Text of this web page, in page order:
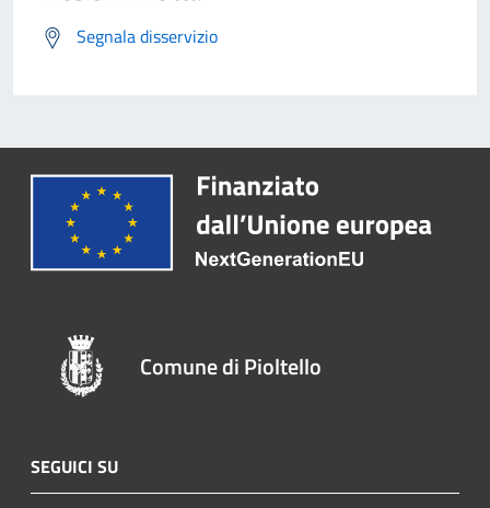
Segnala disservizio
Comune di Pioltello
SEGUICI SU